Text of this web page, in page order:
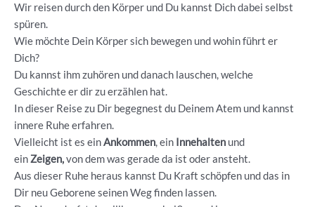
Wir reisen durch den Körper und Du kannst Dich dabei selbst
spüren.
Wie möchte Dein Körper sich bewegen und wohin führt er
Dich?
Du kannst ihm zuhören und danach lauschen, welche
Geschichte er dir zu erzählen hat.
In dieser Reise zu Dir begegnest du Deinem Atem und kannst
innere Ruhe erfahren.
Vielleicht ist es einAnkommen, ein Innehalten und
einZeigen,von dem was gerade da ist oder ansteht.
Aus dieser Ruhe heraus kannst Du Kraft schöpfen und das in
Dir neu Geborene seinen Weg finden lassen.